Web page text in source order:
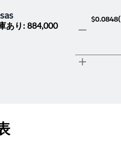
あり: 884,000
$0.0848(